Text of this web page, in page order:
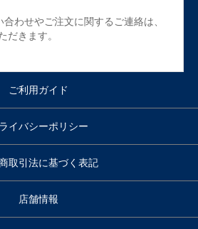
わせやご注文に関するご連絡は、
だきます。
ご利用ガイド
イバシーポリシー
取引法に基づく表記
店舗情報